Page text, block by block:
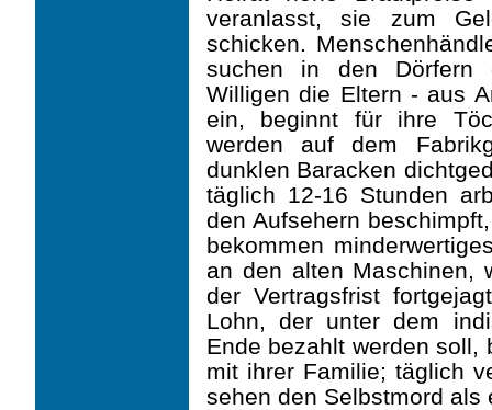
veranlasst, sie zum
schicken.
suchen in den Dörfern
Willigen die Eltern - aus
ein, beginnt für ihre
werden auf dem
dunklen Baracken
täglich 12-16 Stunden
den Aufsehern
bekommen
an den alten Maschinen,
der Vertragsfrist
Lohn, der ­unter dem
Ende bezahlt werden soll,
mit ihrer Familie; täglich
sehen den Selbstmord als